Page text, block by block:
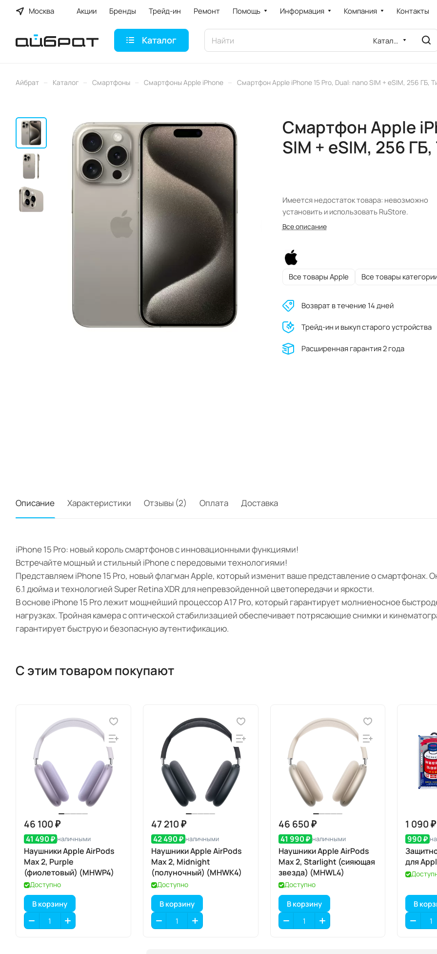
Москва Акции Бренды Трейд-ин Ремонт Помощь Информация Компания Контакты
Каталог Каталог
Айбрат – Каталог – Смартфоны – Смартфоны Apple iPhone – Смартфон Apple iPhone 15 Pro, Dual: nano SIM + eSIM, 256 ГБ,
Смартфон Apple
SIM + eSIM, 256
Имеется недостаток товара: невозможно
установить и использовать RuStore.
Все описание
Все товары Apple Все товары
Возврат в течение 14 дней
Трейд-ин и выкуп старого устройства
Расширенная гарантия 2 года
Описание Характеристики Отзывы (2) Оплата Доставка
iPhone 15 Pro: новый король смартфонов с инновационными функциями!
Встречайте мощный и стильный iPhone с передовыми технологиями!
Представляем iPhone 15 Pro, новый флагман Apple, который изменит ваше представление о смартфонах.
6.1 дюйма и технологией Super Retina XDR для непревзойденной цветопередачи и яркости.
В основе iPhone 15 Pro лежит мощнейший процессор A17 Pro, который гарантирует молниеносное
нагрузках. Тройная камера с оптической стабилизацией обеспечивает потрясающие снимки и
гарантирует быструю и безопасную аутентификацию.
С этим товаром покупают
46 100 ₽
41 490 ₽ наличными
Наушники Apple AirPods
Max 2, Purple
(фиолетовый) (MHWP4)
Доступно
В корзину
47 210 ₽
42 490 ₽ наличными
Наушники Apple AirPods
Max 2, Midnight
(полуночный) (MHWK4)
Доступно
В корзину
46 650 ₽
41 990 ₽ наличными
Наушники Apple AirPods
Max 2, Starlight (сияющая
звезда) (MHWL4)
Доступно
В корзину
1 090 ₽
990 ₽
для
В